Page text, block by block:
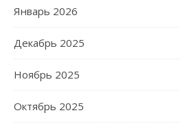
Январь 2026
Декабрь 2025
Ноябрь 2025
Октябрь 2025